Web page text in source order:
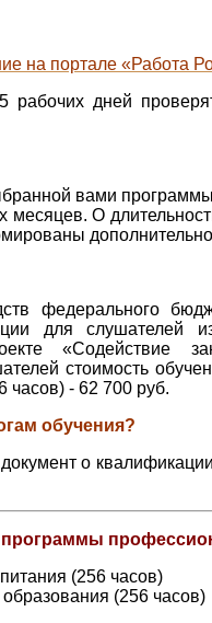
на портале «Работа
рабочих дней
вами
месяцев. О
федерального
для слушателей
«Содействие
стоимость
часов) - 62 700 руб.
обучения?
о
(256 часов)
(256 часов)